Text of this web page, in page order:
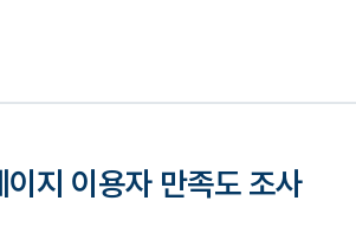
지 이용자 만족도 조사